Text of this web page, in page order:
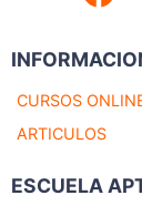
CURSOS
ARTICULOS
ESCUELA